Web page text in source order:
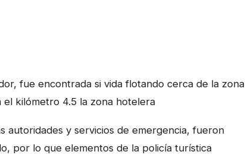
fue encontrada si vida flotando cerca de la zona
el kilómetro 4.5 la zona hotelera
autoridades y servicios de emergencia, fueron
por lo que elementos de la policía turística